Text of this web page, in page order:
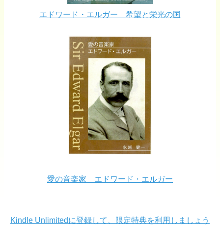
エドワード・エルガー 希望と栄光の国
愛の音楽家 エドワード・エルガー
Kindle Unlimitedに登録して、限定特典を利用しましょう